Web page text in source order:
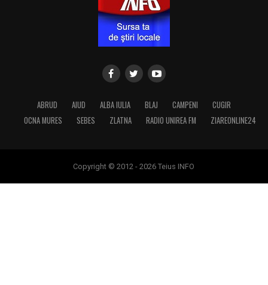
ABRUD AIUD ALBA IULIA BLAJ CAMPENI
CUGIR
OCNA MURES
SEBES ZLATNA RADIO UNIREA FM ZIAREONLINE24
Copyright © 2012 - 2026 Teius INFO